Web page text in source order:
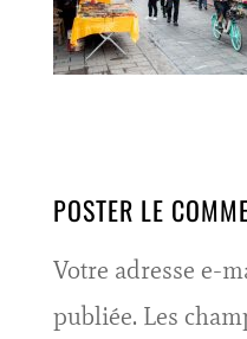
POSTER LE
Votre adresse e-
publiée. Les